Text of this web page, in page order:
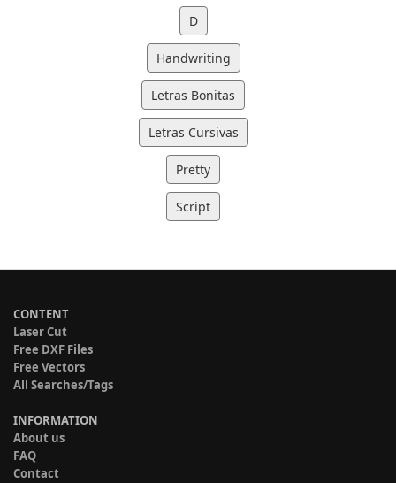
D
Handwriting
Letras Bonitas
Letras Cursivas
Pretty
Script
CONTENT
Laser Cut
Free DXF Files
Free Vectors
All Searches/Tags
INFORMATION
About us
FAQ
Contact